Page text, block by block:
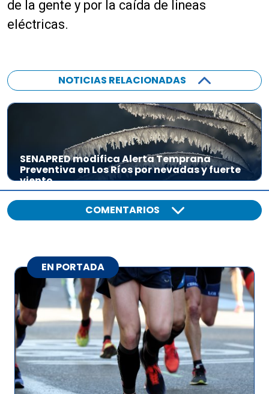
o
r
a
u
i
de la gente y por la caída de lineas
eléctricas.
NOTICIAS RELACIONADAS
SENAPRED modifica Alerta Temprana
Preventiva en Los Ríos por nevadas y fuerte
viento
COMENTARIOS
EN PORTADA